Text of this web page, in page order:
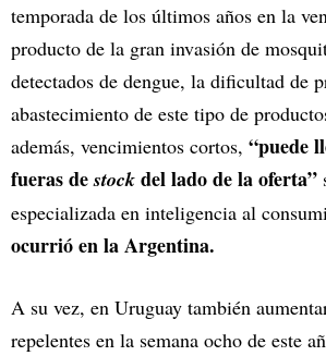
temporada de los últimos años en la
producto de la gran invasión de
detectados de dengue, la dificultad de
abastecimiento de este tipo de
además, vencimientos cortos, “puede
fueras destock del lado de la oferta”
especializada en inteligencia al
ocurrió en la Argentina.
A su vez, en Uruguay también
repelentes en la semana ocho de este